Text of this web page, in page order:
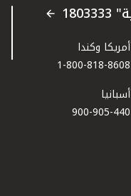
أمريكا وكندا
1-800-818-8608
أسبانيا
900-905-440